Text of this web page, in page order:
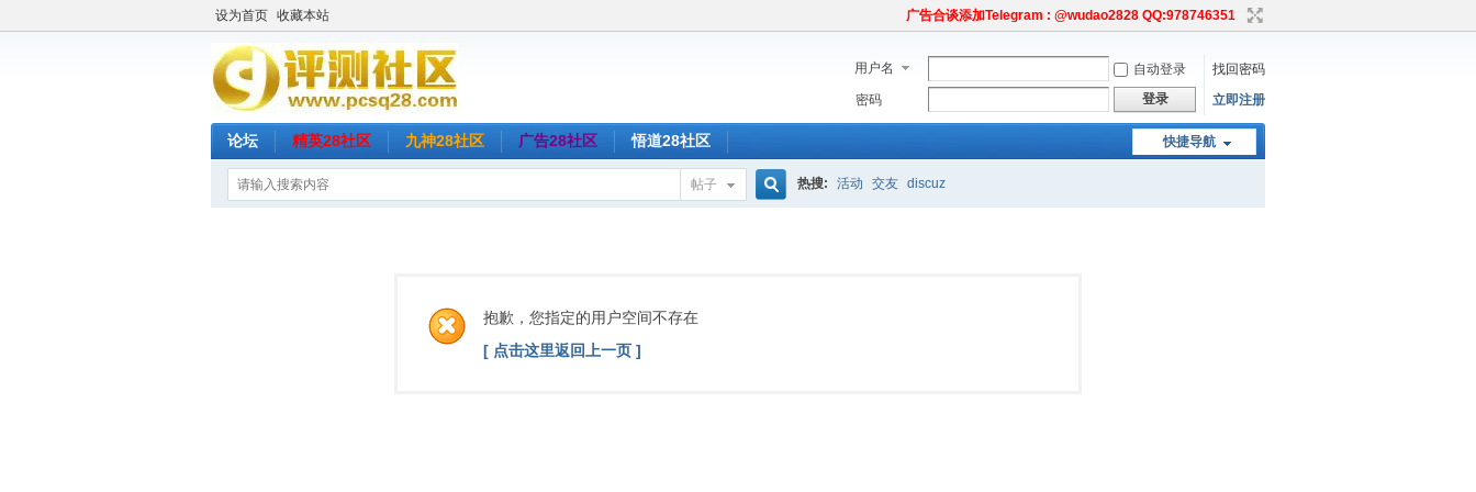
设为首页 收藏本站 广告合谈添加Telegram : @wudao2828 QQ:978746351
用户名 自动登录
找回密码
密码
登录 立即注册
快捷导航
论坛 精英28社区 九神28社区 广告28社区 悟道28社区
帖子 热搜: 活动 交友 discuz
抱歉，您指定的用户空间不存在
[ 点击这里返回上一页 ]